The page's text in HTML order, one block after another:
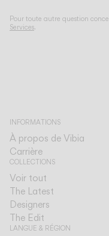
Pour toute autre question
Services.
INFORMATIONS
À propos de Vibia
Carrière
COLLECTIONS
Voir tout
The Latest
Designers
The Edit
LANGUE & RÉGION